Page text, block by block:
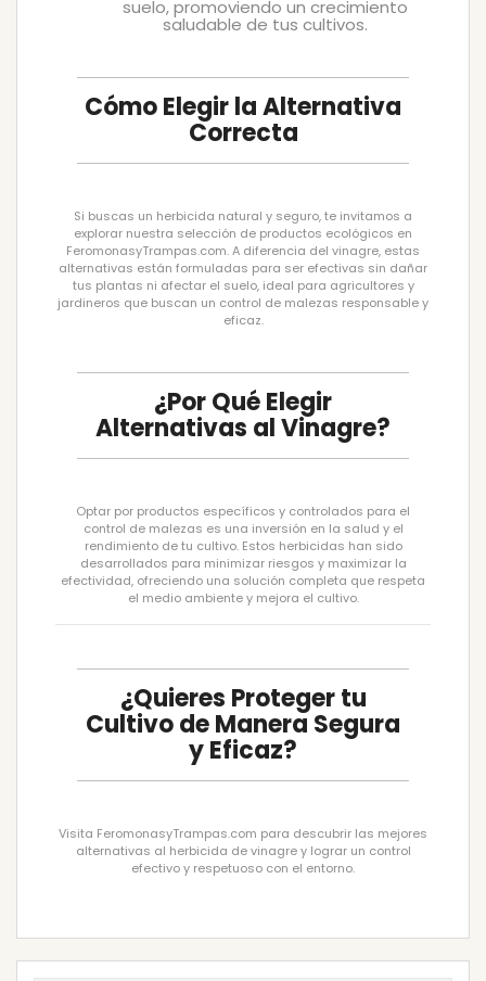
suelo, promoviendo un crecimiento
saludable de tus cultivos.
Cómo Elegir la Alternativa
Correcta
Si buscas un herbicida natural y seguro, te invitamos a
explorar nuestra selección de productos ecológicos en
FeromonasyTrampas.com. A diferencia del vinagre, estas
alternativas están formuladas para ser efectivas sin dañar
tus plantas ni afectar el suelo, ideal para agricultores y
jardineros que buscan un control de malezas responsable y
eficaz.
¿Por Qué Elegir
Alternativas al Vinagre?
Optar por productos específicos y controlados para el
control de malezas es una inversión en la salud y el
rendimiento de tu cultivo. Estos herbicidas han sido
desarrollados para minimizar riesgos y maximizar la
efectividad, ofreciendo una solución completa que respeta
el medio ambiente y mejora el cultivo.
¿Quieres Proteger tu
Cultivo de Manera Segura
y Eficaz?
Visita FeromonasyTrampas.com para descubrir las mejores
alternativas al herbicida de vinagre y lograr un control
efectivo y respetuoso con el entorno.